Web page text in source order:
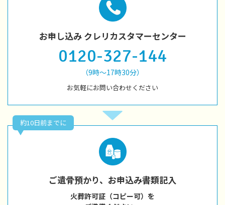
お申し込み クレリカスタマーセンター
0120-327-144
（9時～17時30分）
お気軽にお問い合わせください
約10日前までに
ご遺骨預かり、お申込み書類記入
火葬許可証（コピー可）を